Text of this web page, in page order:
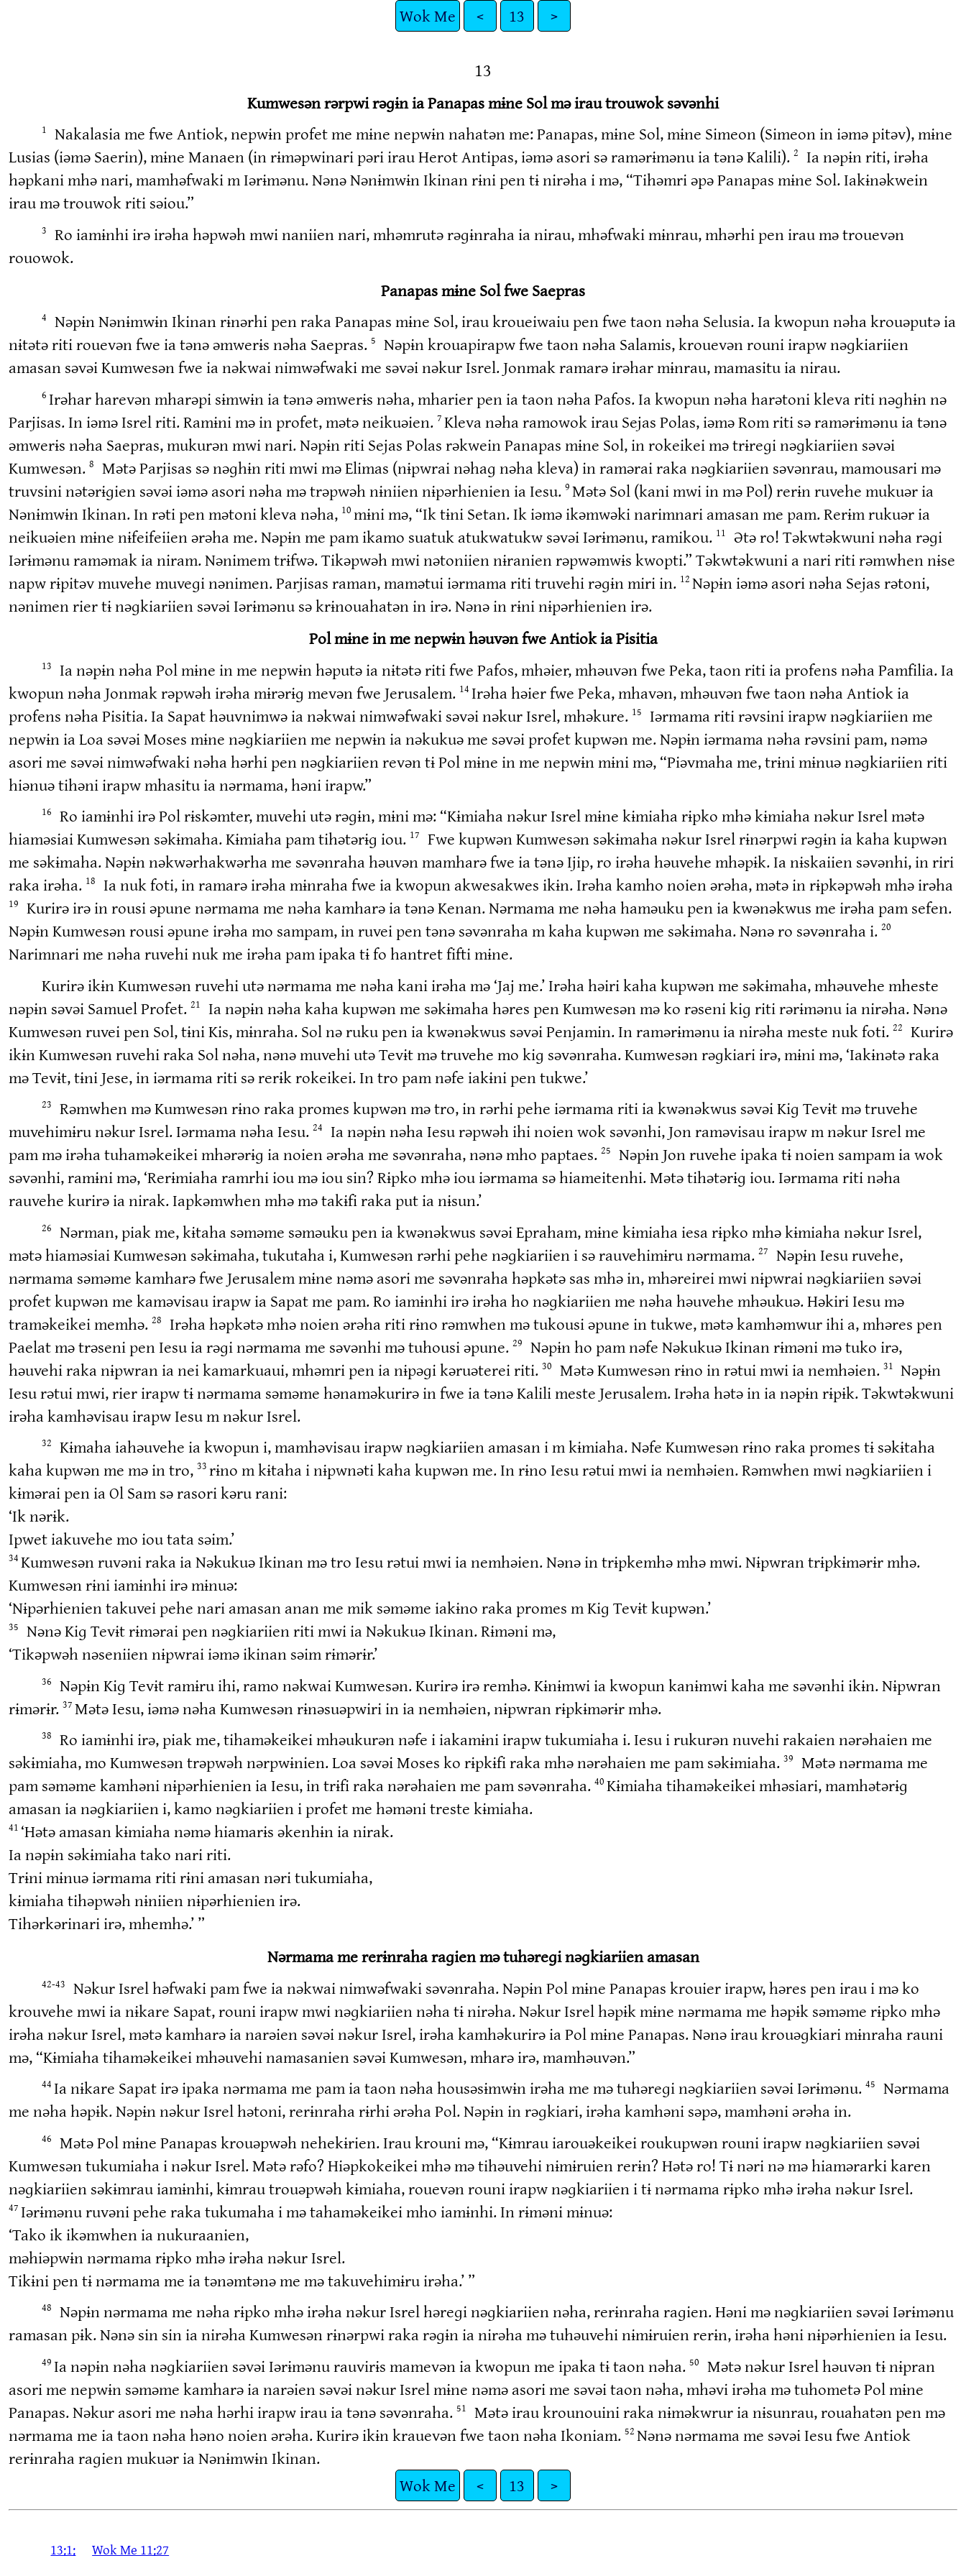
Wok Me < 13 >
13
Kumwesən rərpwi rəɡɨn ia Panapas mɨne Sol mə irau trouwok səvənhi
1
Nakalasia me fwe Antiok, nepwɨn profet me mɨne nepwɨn nahatən me: Panapas, mɨne Sol, mɨne Simeon (Simeon in iəmə pitəv), mɨne
Lusias (iəmə Saerin), mɨne Manaen (in rɨməpwinari pəri irau Herot Antipas, iəmə asori sə ramərɨmənu ia tənə Kalili). 2
Ia nəpɨn riti, irəha
həpkani mhə nari, mamhəfwaki m Iərɨmənu. Nənə Nənɨmwɨn Ikinan rɨni pen tɨ nirəha i mə, “Tihəmri əpə Panapas mɨne Sol. Iakɨnəkwein
irau mə trouwok riti səiou.”
3
Ro iamɨnhi irə irəha həpwəh mwi naniien nari, mhəmrutə rəɡɨnraha ia nirau, mhəfwaki mɨnrau, mhərhi pen irau mə trouevən
rouowok.
Panapas mɨne Sol fwe Saepras
4
Nəpɨn Nənɨmwɨn Ikinan rɨnərhi pen raka Panapas mɨne Sol, irau kroueiwaiu pen fwe taon nəha Selusia. Ia kwopun nəha krouəputə ia
nɨtətə riti rouevən fwe ia tənə əmwerɨs nəha Saepras. 5
Nəpɨn krouapirapw fwe taon nəha Salamis, krouevən rouni irapw nəɡkiariien
amasan səvəi Kumwesən fwe ia nəkwai nimwəfwaki me səvəi nəkur Isrel. Jonmak ramarə irəhar mɨnrau, mamasitu ia nirau.
6 Irəhar harevən mharəpi sɨmwɨn ia tənə əmwerɨs nəha, mharier pen ia taon nəha Pafos. Ia kwopun nəha harətoni kleva riti nəɡhɨn nə
Parjisas. In iəmə Isrel riti. Ramɨni mə in profet, mətə neikuəien. 7 Kleva nəha ramowok irau Sejas Polas, iəmə Rom riti sə ramərɨmənu ia tənə
əmwerɨs nəha Saepras, mukurən mwi nari. Nəpɨn riti Sejas Polas rəkwein Panapas mɨne Sol, in rokeikei mə trɨreɡi nəɡkiariien səvəi
Kumwesən. 8
Mətə Parjisas sə nəɡhɨn riti mwi mə Elimas (nɨpwrai nəhaɡ nəha kleva) in ramərai raka nəɡkiariien səvənrau, mamousari mə
truvsini nətərɨɡien səvəi iəmə asori nəha mə trəpwəh nɨniien nɨpərhienien ia Iesu. 9 Mətə Sol (kani mwi in mə Pol) rerɨn ruvehe mukuər ia
Nənɨmwɨn Ikinan. In rəti pen mətoni kleva nəha, 10 mɨni mə, “Ik tɨni Setan. Ik iəmə ikəmwəki narimnari amasan me pam. Rerɨm rukuər ia
neikuəien mɨne nɨfeifeiien ərəha me. Nəpɨn me pam ikamo suatuk atukwatukw səvəi Iərɨmənu, ramikou. 11
Ətə ro! Təkwtəkwuni nəha rəɡi
Iərɨmənu raməmak ia niram. Nənimem trɨfwə. Tikəpwəh mwi nətoniien nɨranien rəpwəmwɨs kwopti.” Təkwtəkwuni a nari riti rəmwhen nɨse
napw rɨpitəv muvehe muveɡi nənimen. Parjisas raman, mamətui iərmama riti truvehi rəɡɨn miri in. 12 Nəpɨn iəmə asori nəha Sejas rətoni,
nənimen rier tɨ nəɡkiariien səvəi Iərɨmənu sə krɨnouahatən in irə. Nənə in rɨni nɨpərhienien irə.
Pol mɨne in me nepwɨn həuvən fwe Antiok ia Pisitia
13
Ia nəpɨn nəha Pol mɨne in me nepwɨn həputə ia nɨtətə riti fwe Pafos, mhəier, mhəuvən fwe Peka, taon riti ia profens nəha Pamfilia. Ia
kwopun nəha Jonmak rəpwəh irəha mɨrərɨɡ mevən fwe Jerusalem. 14 Irəha həier fwe Peka, mhavən, mhəuvən fwe taon nəha Antiok ia
profens nəha Pisitia. Ia Sapat həuvnimwə ia nəkwai nimwəfwaki səvəi nəkur Isrel, mhəkure. 15
Iərmama riti rəvsini irapw nəɡkiariien me
nepwɨn ia Loa səvəi Moses mɨne nəɡkiariien me nepwɨn ia nəkukuə me səvəi profet kupwən me. Nəpɨn iərmama nəha rəvsini pam, nəmə
asori me səvəi nimwəfwaki nəha hərhi pen nəɡkiariien revən tɨ Pol mɨne in me nepwɨn mɨni mə, “Piəvmaha me, trɨni mɨnuə nəɡkiariien riti
hiənuə tihəni irapw mhasitu ia nərmama, həni irapw.”
16
Ro iamɨnhi irə Pol rɨskəmter, muvehi utə rəɡɨn, mɨni mə: “Kɨmiaha nəkur Isrel mɨne kɨmiaha rɨpko mhə kɨmiaha nəkur Isrel mətə
hiaməsiai Kumwesən səkɨmaha. Kɨmiaha pam tihətərɨɡ iou. 17
Fwe kupwən Kumwesən səkɨmaha nəkur Isrel rɨnərpwi rəɡɨn ia kaha kupwən
me səkɨmaha. Nəpɨn nəkwərhakwərha me səvənraha həuvən mamharə fwe ia tənə Ijip, ro irəha həuvehe mhəpɨk. Ia nɨskaiien səvənhi, in riri
raka irəha. 18 Ia nuk foti, in ramarə irəha mɨnraha fwe ia kwopun akwesakwes ikɨn. Irəha kamho noien ərəha, mətə in rɨpkəpwəh mhə irəha
19
Kurirə irə in rousi əpune nərmama me nəha kamharə ia tənə Kenan. Nərmama me nəha haməuku pen ia kwənəkwus me irəha pam sefen.
Nəpɨn Kumwesən rousi əpune irəha mo sampam, in ruvei pen tənə səvənraha m kaha kupwən me səkɨmaha. Nənə ro səvənraha i. 20
Narimnari me nəha ruvehi nuk me irəha pam ipaka tɨ fo hantret fifti mɨne.
Kurirə ikɨn Kumwesən ruvehi utə nərmama me nəha kani irəha mə ‘Jaj me.’ Irəha həiri kaha kupwən me səkɨmaha, mhəuvehe mheste
nəpɨn səvəi Samuel Profet. 21
Ia nəpɨn nəha kaha kupwən me səkɨmaha həres pen Kumwesən mə ko rəseni kiɡ riti rərɨmənu ia nirəha. Nənə
Kumwesən ruvei pen Sol, tɨni Kis, mɨnraha. Sol nə ruku pen ia kwənəkwus səvəi Penjamin. In ramərɨmənu ia nirəha meste nuk foti. 22
Kurirə
ikɨn Kumwesən ruvehi raka Sol nəha, nənə muvehi utə Tevɨt mə truvehe mo kiɡ səvənraha. Kumwesən rəɡkiari irə, mɨni mə, ‘Iakɨnətə raka
mə Tevɨt, tɨni Jese, in iərmama riti sə rerɨk rokeikei. In tro pam nəfe iakɨni pen tukwe.’
23
Rəmwhen mə Kumwesən rɨno raka promes kupwən mə tro, in rərhi pehe iərmama riti ia kwənəkwus səvəi Kiɡ Tevɨt mə truvehe
muvehimɨru nəkur Isrel. Iərmama nəha Iesu. 24
Ia nəpɨn nəha Iesu rəpwəh ihi noien wok səvənhi, Jon raməvisau irapw m nəkur Isrel me
pam mə irəha tuhaməkeikei mhərərɨɡ ia noien ərəha me səvənraha, nənə mho paptaes. 25
Nəpɨn Jon ruvehe ipaka tɨ noien sampam ia wok
səvənhi, ramɨni mə, ‘Rerɨmiaha ramrhi iou mə iou sin? Rɨpko mhə iou iərmama sə hiameitenhi. Mətə tihətərɨɡ iou. Iərmama riti nəha
rauvehe kurirə ia nirak. Iapkəmwhen mhə mə takɨfi raka put ia nɨsun.’
26
Nərman, piak me, kɨtaha səməme səməuku pen ia kwənəkwus səvəi Epraham, mɨne kɨmiaha iesa rɨpko mhə kɨmiaha nəkur Isrel,
mətə hiaməsiai Kumwesən səkɨmaha, tukutaha i, Kumwesən rərhi pehe nəɡkiariien i sə rauvehimɨru nərmama. 27
Nəpɨn Iesu ruvehe,
nərmama səməme kamharə fwe Jerusalem mɨne nəmə asori me səvənraha həpkətə sas mhə in, mhəreirei mwi nɨpwrai nəɡkiariien səvəi
profet kupwən me kaməvisau irapw ia Sapat me pam. Ro iamɨnhi irə irəha ho nəɡkiariien me nəha həuvehe mhəukuə. Həkiri Iesu mə
traməkeikei memhə. 28
Irəha həpkətə mhə noien ərəha riti rɨno rəmwhen mə tukousi əpune in tukwe, mətə kamhəmwur ihi a, mhəres pen
Paelat mə trəseni pen Iesu ia rəɡi nərmama me səvənhi mə tuhousi əpune. 29
Nəpɨn ho pam nəfe Nəkukuə Ikinan rɨməni mə tuko irə,
həuvehi raka nɨpwran ia nei kamarkuaui, mhəmri pen ia nɨpəɡi kəruəterei riti. 30 Mətə Kumwesən rɨno in rətui mwi ia nemhəien. 31
Nəpɨn
Iesu rətui mwi, rier irapw tɨ nərmama səməme hənaməkurirə in fwe ia tənə Kalili meste Jerusalem. Irəha hətə in ia nəpɨn rɨpɨk. Təkwtəkwuni
irəha kamhəvisau irapw Iesu m nəkur Isrel.
32
Kɨmaha iahəuvehe ia kwopun i, mamhəvisau irapw nəɡkiariien amasan i m kɨmiaha. Nəfe Kumwesən rɨno raka promes tɨ səkɨtaha
kaha kupwən me mə in tro, 33 rɨno m kɨtaha i nɨpwnəti kaha kupwən me. In rɨno Iesu rətui mwi ia nemhəien. Rəmwhen mwi nəɡkiariien i
kɨmərai pen ia Ol Sam sə rasori kəru rani:
‘Ik nərɨk.
Ipwet iakuvehe mo iou tata səim.’
34 Kumwesən ruvəni raka ia Nəkukuə Ikinan mə tro Iesu rətui mwi ia nemhəien. Nənə in trɨpkemhə mhə mwi. Nɨpwran trɨpkɨmərɨr mhə.
Kumwesən rɨni iamɨnhi irə mɨnuə:
‘Nɨpərhienien takuvei pehe nari amasan anan me mik səməme iakɨno raka promes m Kiɡ Tevɨt kupwən.’
35
Nənə Kiɡ Tevɨt rɨmərai pen nəɡkiariien riti mwi ia Nəkukuə Ikinan. Rɨməni mə,
‘Tikəpwəh nəseniien nɨpwrai iəmə ikinan səim rɨmərɨr.’
36
Nəpɨn Kiɡ Tevɨt ramɨru ihi, ramo nəkwai Kumwesən. Kurirə irə remhə. Kɨnɨmwi ia kwopun kanɨmwi kaha me səvənhi ikɨn. Nɨpwran
rɨmərɨr. 37 Mətə Iesu, iəmə nəha Kumwesən rɨnəsuəpwiri in ia nemhəien, nɨpwran rɨpkɨmərɨr mhə.
38
Ro iamɨnhi irə, piak me, tihaməkeikei mhəukurən nəfe i iakamɨni irapw tukumiaha i. Iesu i rukurən nuvehi rakaien nərəhaien me
səkɨmiaha, mo Kumwesən trəpwəh nərpwɨnien. Loa səvəi Moses ko rɨpkɨfi raka mhə nərəhaien me pam səkɨmiaha. 39
Mətə nərmama me
pam səməme kamhəni nɨpərhienien ia Iesu, in trɨfi raka nərəhaien me pam səvənraha. 40 Kɨmiaha tihaməkeikei mhəsiari, mamhətərɨɡ
amasan ia nəɡkiariien i, kamo nəɡkiariien i profet me həməni treste kɨmiaha.
41 ‘Hətə amasan kɨmiaha nəmə hiamarɨs əkenhɨn ia nirak.
Ia nəpɨn səkɨmiaha tako nari riti.
Trɨni mɨnuə iərmama riti rɨni amasan nəri tukumiaha,
kɨmiaha tihəpwəh nɨniien nɨpərhienien irə.
Tihərkərinari irə, mhemhə.’ ”
Nərmama me rerɨnraha raɡien mə tuhəreɡi nəɡkiariien amasan
42-43
Nəkur Isrel həfwaki pam fwe ia nəkwai nimwəfwaki səvənraha. Nəpɨn Pol mɨne Panapas krouier irapw, həres pen irau i mə ko
krouvehe mwi ia nɨkare Sapat, rouni irapw mwi nəɡkiariien nəha tɨ nirəha. Nəkur Isrel həpɨk mɨne nərmama me həpɨk səməme rɨpko mhə
irəha nəkur Isrel, mətə kamharə ia narəien səvəi nəkur Isrel, irəha kamhəkurirə ia Pol mɨne Panapas. Nənə irau krouəɡkiari mɨnraha rauni
mə, “Kɨmiaha tihaməkeikei mhəuvehi namasanien səvəi Kumwesən, mharə irə, mamhəuvən.”
44 Ia nɨkare Sapat irə ipaka nərmama me pam ia taon nəha housəsɨmwɨn irəha me mə tuhəreɡi nəɡkiariien səvəi Iərɨmənu. 45
Nərmama
me nəha həpɨk. Nəpɨn nəkur Isrel hətoni, rerɨnraha rɨrhi ərəha Pol. Nəpɨn in rəɡkiari, irəha kamhəni səpə, mamhəni ərəha in.
46
Mətə Pol mɨne Panapas krouəpwəh nehekɨrien. Irau krouni mə, “Kɨmrau iarouəkeikei roukupwən rouni irapw nəɡkiariien səvəi
Kumwesən tukumiaha i nəkur Isrel. Mətə rəfo? Hiəpkokeikei mhə mə tihəuvehi nɨmɨruien rerɨn? Hətə ro! Tɨ nəri nə mə hiamərarki karen
nəɡkiariien səkɨmrau iamɨnhi, kɨmrau trouəpwəh kɨmiaha, rouevən rouni irapw nəɡkiariien i tɨ nərmama rɨpko mhə irəha nəkur Isrel.
47 Iərɨmənu ruvəni pehe raka tukumaha i mə tahaməkeikei mho iamɨnhi. In rɨməni mɨnuə:
‘Tako ik ikəmwhen ia nukuraanien,
məhiəpwɨn nərmama rɨpko mhə irəha nəkur Isrel.
Tikɨni pen tɨ nərmama me ia tənəmtənə me mə takuvehimɨru irəha.’ ”
48
Nəpɨn nərmama me nəha rɨpko mhə irəha nəkur Isrel həreɡi nəɡkiariien nəha, rerɨnraha raɡien. Həni mə nəɡkiariien səvəi Iərɨmənu
ramasan pɨk. Nənə sin sin ia nirəha Kumwesən rɨnərpwi raka rəɡɨn ia nirəha mə tuhəuvehi nɨmɨruien rerɨn, irəha həni nɨpərhienien ia Iesu.
49 Ia nəpɨn nəha nəɡkiariien səvəi Iərɨmənu rauvirɨs mamevən ia kwopun me ipaka tɨ taon nəha. 50
Mətə nəkur Isrel həuvən tɨ nɨpran
asori me nepwɨn səməme kamharə ia narəien səvəi nəkur Isrel mɨne nəmə asori me səvəi taon nəha, mhəvi irəha mə tuhometə Pol mɨne
Panapas. Nəkur asori me nəha hərhi irapw irau ia tənə səvənraha. 51
Mətə irau krounouini raka nɨməkwrur ia nɨsunrau, rouahatən pen mə
nərmama me ia taon nəha həno noien ərəha. Kurirə ikɨn krauevən fwe taon nəha Ikoniam. 52 Nənə nərmama me səvəi Iesu fwe Antiok
rerɨnraha raɡien mukuər ia Nənɨmwɨn Ikinan.
Wok Me
< 13 >
13:1: Wok Me 11:27